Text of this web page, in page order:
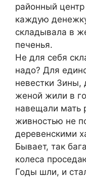
районный
каждую
складывала в
печенья.
Не для себя
надо? Для
невестки Зины,
женой жили в
навещали мать
живностью не
деревенскими
Бывает, так
колеса
Годы шли, и